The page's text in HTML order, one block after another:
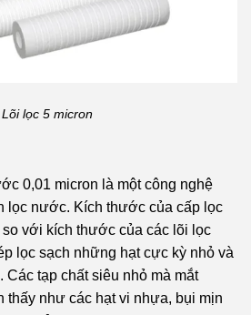
Lõi lọc 5 micron
0,01 micron là một công nghệ
lọc nước. Kích thước của cấp lọc
với kích thước của các lõi lọc
lọc sạch những hạt cực kỳ nhỏ và
tạp chất siêu nhỏ mà mắt
thấy như các hạt vi nhựa, bụi mịn